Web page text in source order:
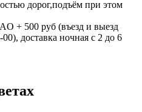
дорог,подъём при этом
+ 500 pуб (въезд и выезд
доставка ночная с 2 до 6